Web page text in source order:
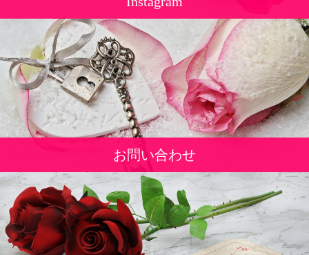
お問い合わせ